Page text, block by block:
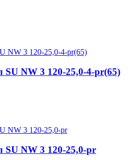
SU NW 3 120-25,0-4-pr(65)
SU NW 3 120-25,0-pr